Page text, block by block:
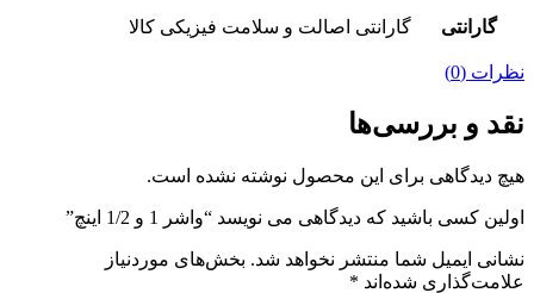
گارانتی گارانتی اصالت و سلامت فیزیکی کالا
نظرات (0)
نقد و بررسی‌ها
هیچ دیدگاهی برای این محصول نوشته نشده است.
اولین کسی باشید که دیدگاهی می نویسد “واشر 1 و 1/2 اینچ”
نشانی ایمیل شما منتشر نخواهد شد. بخش‌های موردنیاز
علامت‌گذاری شده‌اند *